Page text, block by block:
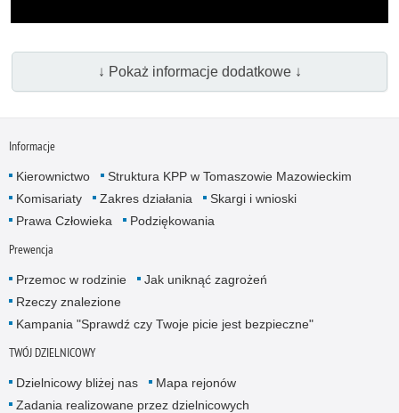
↓ Pokaż informacje dodatkowe ↓
Informacje
Kierownictwo
Struktura KPP w Tomaszowie Mazowieckim
Komisariaty
Zakres działania
Skargi i wnioski
Prawa Człowieka
Podziękowania
Prewencja
Przemoc w rodzinie
Jak uniknąć zagrożeń
Rzeczy znalezione
Kampania "Sprawdź czy Twoje picie jest bezpieczne"
TWÓJ DZIELNICOWY
Dzielnicowy bliżej nas
Mapa rejonów
Zadania realizowane przez dzielnicowych